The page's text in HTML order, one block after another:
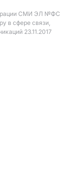
СМИ ЭЛ №ФС
в сфере связи,
23.11.2017